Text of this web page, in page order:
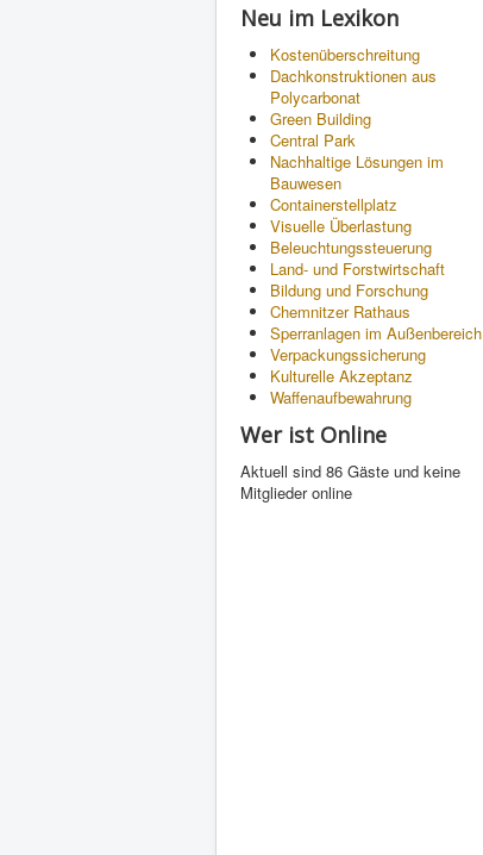
Neu im Lexikon
Kostenüberschreitung
Dachkonstruktionen aus
Polycarbonat
Green Building
Central Park
Nachhaltige Lösungen im
Bauwesen
Containerstellplatz
Visuelle Überlastung
Beleuchtungssteuerung
Land- und Forstwirtschaft
Bildung und Forschung
Chemnitzer Rathaus
Sperranlagen im Außenbereich
Verpackungssicherung
Kulturelle Akzeptanz
Waffenaufbewahrung
Wer ist Online
Aktuell sind 86 Gäste und keine
Mitglieder online